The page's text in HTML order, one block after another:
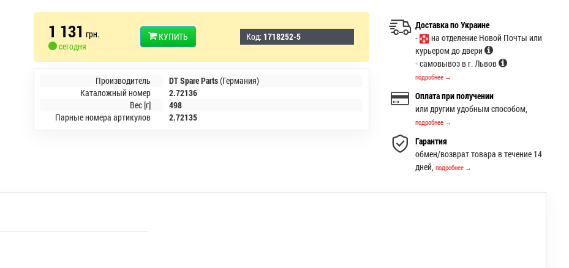
1 131 грн.
сегодня
КУПИТЬ Код: 1718252-5
Производитель DT Spare Parts(Германия)
Каталожный номер
2.72136
Вес [г]
498
Парные номера артикулов
2.72135
Доставка по Украине
-
на отделение Новой Почты или
курьером до двери
- самовывоз в г. Львов
подробнее →
Оплата при получении
или другим удобным способом,
подробнее →
Гарантия
обмен/возврат товара в течение 14
дней,подробнее →